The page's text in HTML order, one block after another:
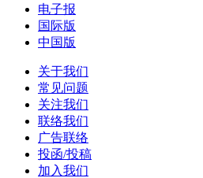
电子报
国际版
中国版
关于我们
常见问题
关注我们
联络我们
广告联络
投函/投稿
加入我们